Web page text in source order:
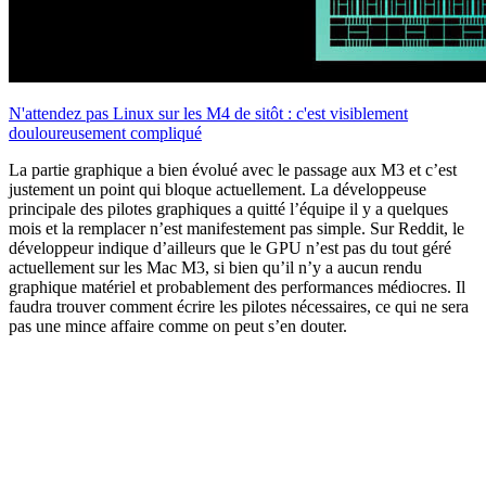
N'attendez pas Linux sur les M4 de sitôt : c'est visiblement
douloureusement compliqué
La partie graphique a bien évolué avec le passage aux M3 et c’est
justement un point qui bloque actuellement. La développeuse
principale des pilotes graphiques a quitté l’équipe il y a quelques
mois et la remplacer n’est manifestement pas simple. Sur Reddit, le
développeur indique d’ailleurs que le GPU n’est pas du tout géré
actuellement sur les Mac M3, si bien qu’il n’y a aucun rendu
graphique matériel et probablement des performances médiocres. Il
faudra trouver comment écrire les pilotes nécessaires, ce qui ne sera
pas une mince affaire comme on peut s’en douter.